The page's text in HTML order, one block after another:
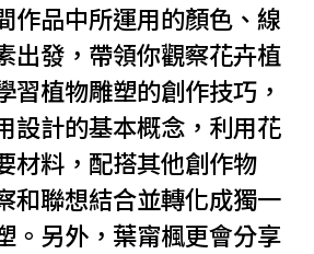
作品中所運用的顏色、線
出發，帶領你觀察花卉植
習植物雕塑的創作技巧，
設計的基本概念，利用花
材料，配搭其他創作物
和聯想結合並轉化成獨一
。另外，葉甯楓更會分享